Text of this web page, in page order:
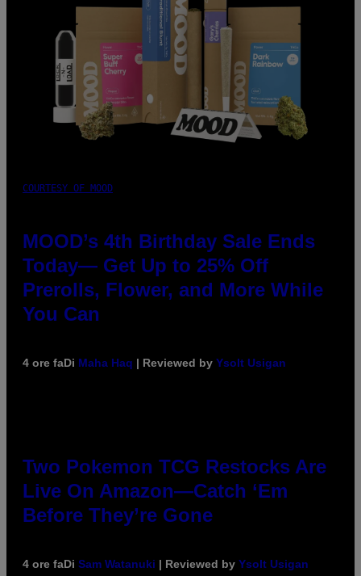
COURTESY OF MOOD
MOOD’s 4th Birthday Sale Ends
Today— Get Up to 25% Off
Prerolls, Flower, and More While
You Can
4 ore faDi Maha Haq | Reviewed by Ysolt Usigan
Two Pokemon TCG Restocks Are
Live On Amazon—Catch ‘Em
Before They’re Gone
4 ore faDi Sam Watanuki | Reviewed by Ysolt Usigan